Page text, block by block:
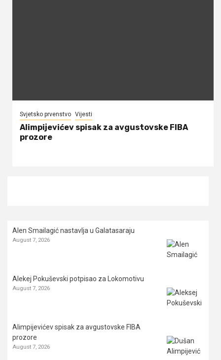
Svjetsko prvenstvo Vijesti
Alimpijevićev spisak za avgustovske FIBA
prozore
Alen Smailagić nastavlja u Galatasaraju
August 7, 2026
Alekej Pokuševski potpisao za Lokomotivu
August 7, 2026
Alimpijevićev spisak za avgustovske FIBA
prozore
August 7, 2026